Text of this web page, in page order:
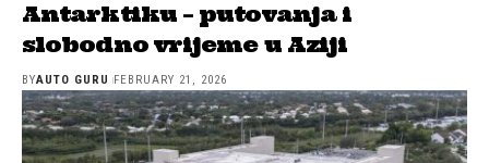
Antarktiku – putovanja i
slobodno vrijeme u Aziji
BYAUTO GURU FEBRUARY 21, 2026